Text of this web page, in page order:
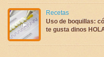
Recetas
Uso de boquillas:
te gusta dinos